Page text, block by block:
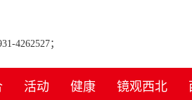
4262527；
活动 健康 镜观西北